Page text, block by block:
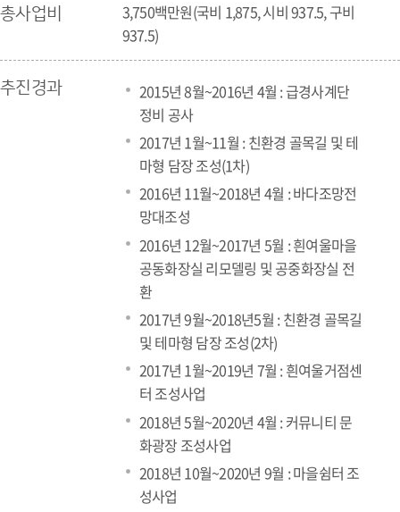
총사업비
3,750백만원(국비 1,875, 시비 937.5, 구비
937.5)
추진경과
2015년 8월~2016년 4월 : 급경사계단
정비 공사
2017년 1월~11월 : 친환경 골목길 및 테
마형 담장 조성(1차)
2016년 11월~2018년 4월 : 바다조망전
망대조성
2016년 12월~2017년 5월 : 흰여울마을
공동화장실 리모델링 및 공중화장실 전
환
2017년 9월~2018년5월 : 친환경 골목길
및 테마형 담장 조성(2차)
2017년 1월~2019년 7월 : 흰여울거점센
터 조성사업
2018년 5월~2020년 4월 : 커뮤니티 문
화광장 조성사업
2018년 10월~2020년 9월 : 마을쉼터 조
성사업